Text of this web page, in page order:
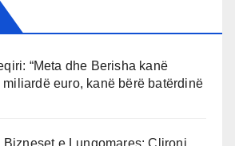
“Meta dhe Berisha kanë
miliardë euro, kanë bërë batërdinë
Bizneset e Lungomares: Çlironi